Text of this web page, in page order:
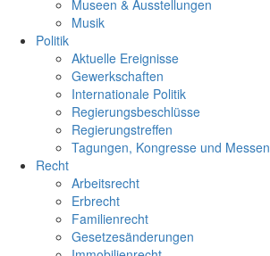
Museen & Ausstellungen
Musik
Politik
Aktuelle Ereignisse
Gewerkschaften
Internationale Politik
Regierungsbeschlüsse
Regierungstreffen
Tagungen, Kongresse und Messen
Recht
Arbeitsrecht
Erbrecht
Familienrecht
Gesetzesänderungen